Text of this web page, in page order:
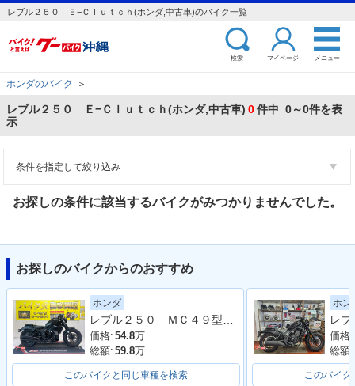
レブル２５０ Ｅ−Ｃｌｕｔｃｈ(ホンダ,中古車)のバイク一覧
検索 マイページ メニュー
ホンダのバイク ＞
レブル２５０ Ｅ−Ｃｌｕｔｃｈ(ホンダ,中古車) 0件中 0～0件を表
示
条件を指定して絞り込み
お探しの条件に該当するバイクがみつかりませんでした。
お探しのバイクからのおすすめ
ホンダ
レブル２５０ ＭＣ４９型 ２０１９年モデル 社外タンクカバー サイドバック 社外マフラー アラーム
価格: 54.8万
総額: 59.8万
このバイクと同じ車種を検索
ホン
価格:
総額:
このバイク